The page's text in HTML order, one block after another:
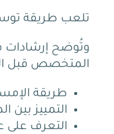
تلعب طريقة
وتُوضح إرشادات
المتخصص قبل
طريقة
التمييز بين
التعرف على